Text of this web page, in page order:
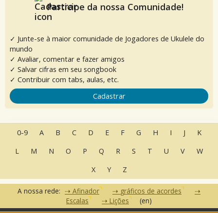
Participe da nossa Comunidade!
✓ Junte-se à maior comunidade de Jogadores de Ukulele do
mundo
✓ Avaliar, comentar e fazer amigos
✓ Salvar cifras em seu songbook
✓ Contribuir com tabs, aulas, etc.
Cadastrar
0-9 A B C D E F G H I J
K
L
M N O P Q R S T U V
W
X
Y Z
A nossa rede: Afinador
gráficos de acordes
Escalas
Lições (en)